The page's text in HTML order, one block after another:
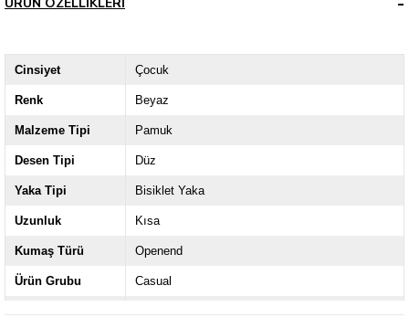
Cinsiyet Çocuk
Renk Beyaz
Malzeme Tipi Pamuk
Desen Tipi Düz
Yaka Tipi Bisiklet Yaka
Uzunluk Kısa
Kumaş Türü Openend
Ürün Grubu Casual